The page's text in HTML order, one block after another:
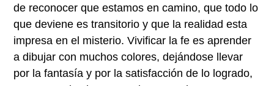
de reconocer que estamos en camino, que todo lo
que deviene es transitorio y que la realidad esta
impresa en el misterio. Vivificar la fe es aprender
a dibujar con muchos colores, dejándose llevar
por la fantasía y por la satisfacción de lo logrado,